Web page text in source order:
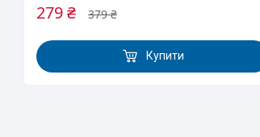
379 ₴
279 ₴
Купити